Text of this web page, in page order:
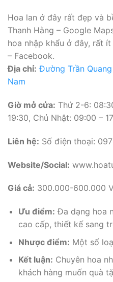
Hoa lan ở đây rất đẹp và
Thanh Hằng – Google
hoa nhập khẩu ở đây, rất
– Facebook.
Địa chỉ: Đường Trần
Nam
Giờ mở cửa: Thứ 2-6:
19:30, Chủ Nhật: 09:00 –
Liên hệ: Số điện thoại:
Website/Social:
Giá cả: 300.000-600.000
Ưu điểm: Đa dạng hoa
cao cấp, thiết kế sang
Nhược điểm: Một số
Kết luận: Chuyên hoa
khách hàng muốn quà